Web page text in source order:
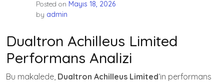
Posted on Mayıs 18, 2026
by admin
Dualtron Achilleus Limited
Performans Analizi
Bu makalede, Dualtron Achilleus Limited‘in performans